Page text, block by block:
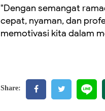
"Dengan semangat
cepat, nyaman, dan
memotivasi kita dalam
Share: